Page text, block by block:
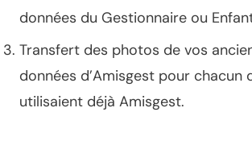
données du Gestionnaire ou
Transfert des photos de vos
données d’Amisgest pour chacun
utilisaient déjà Amisgest.